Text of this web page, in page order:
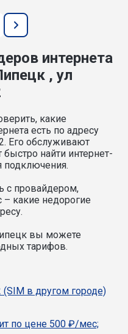
интернета
, ул
какие
есть по адресу
Его обслуживают
найти интернет-
подключения.
с провайдером,
– какие недорогие
вы можете
тарифов.
в другом городе)
по цене 500 ₽/мес;